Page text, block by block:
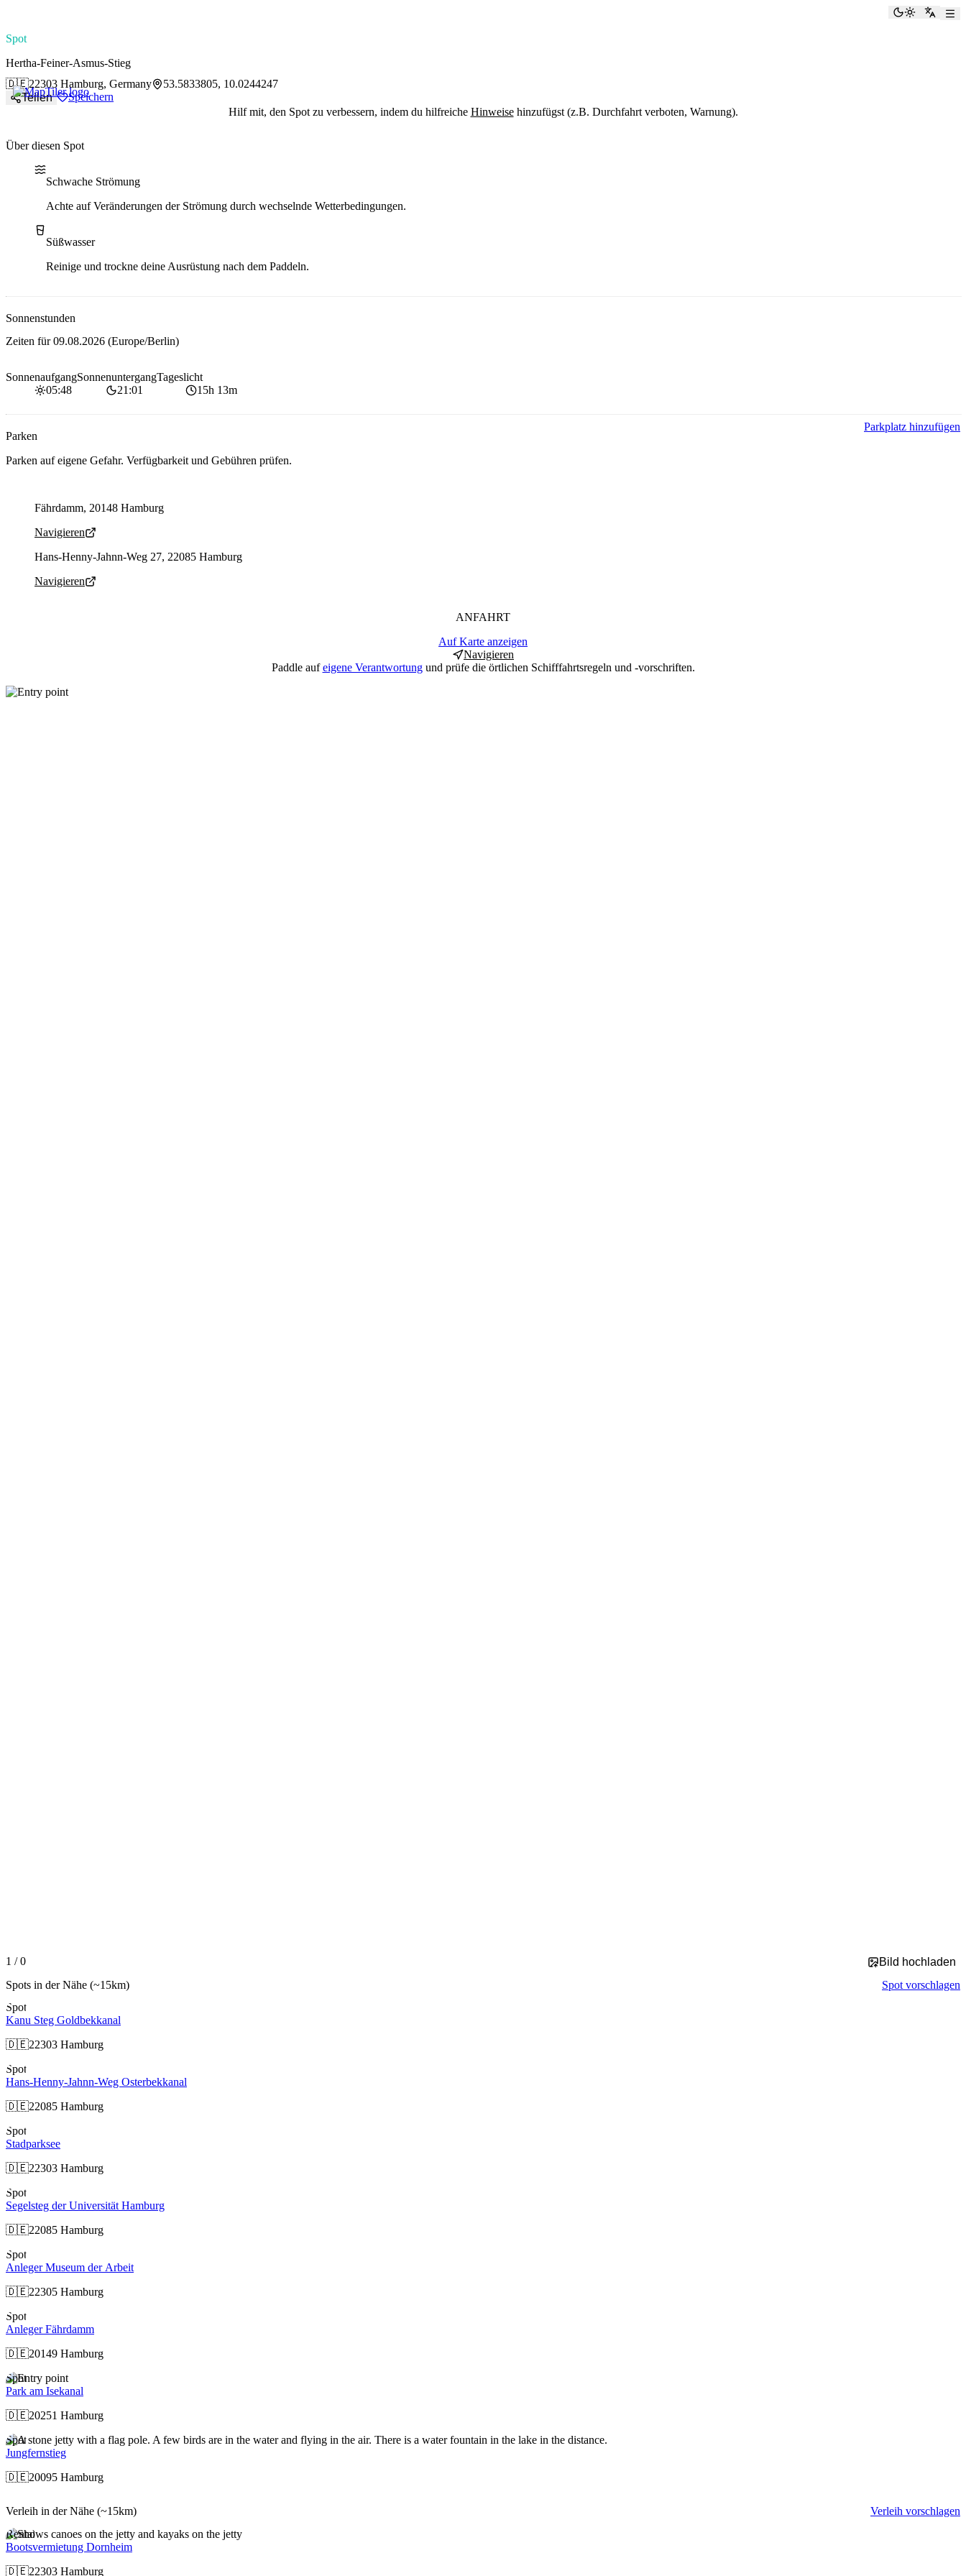
Zu
Spot
Hertha-Feiner-Asmus-Stieg
🇩🇪22303 Hamburg, Germany
53.5833805, 10.0244247
Teilen
Speichern
Hilf mit, den Spot zu verbessern, indem du hilfreiche Hinweisehinzufügst (z.B. Durchfahrt verboten, Warnung).
Über diesen Spot
Water current
Schwache Strömung
Achte auf Veränderungen der Strömung durch wechselnde Wetterbedingungen.
Water type
Süßwasser
Reinige und trockne deine Ausrüstung nach dem Paddeln.
Sonnenstunden
Zeiten für09.08.2026 (Europe/Berlin)
Sonnenaufgang
05:48
Sonnenuntergang
21:01
Tageslicht
15h 13m
Parken
Parken auf eigene Gefahr. Verfügbarkeit und Gebühren prüfen.
Parkplatz hinzufügen
Fährdamm, 20148 Hamburg
Navigieren
Hans-Henny-Jahnn-Weg 27, 22085 Hamburg
Navigieren
ANFAHRT
Auf Karte anzeigen
Navigieren
Paddle aufeigene Verantwortungund prüfe die örtlichen Schifffahrtsregeln und -vorschriften.
Slide 1 of 0 is displayed
1 / 0
Bild hochladen
Spots in der Nähe (~15km)
Spot vorschlagen
Spot
Kanu Steg Goldbekkanal
🇩🇪22303 Hamburg
Spot
Hans-Henny-Jahnn-Weg Osterbekkanal
🇩🇪22085 Hamburg
Spot
Stadparksee
🇩🇪22303 Hamburg
Spot
Segelsteg der Universität Hamburg
🇩🇪22085 Hamburg
Spot
Anleger Museum der Arbeit
🇩🇪22305 Hamburg
Spot
Anleger Fährdamm
🇩🇪20149 Hamburg
Spot
Park am Isekanal
🇩🇪20251 Hamburg
Spot
Jungfernstieg
🇩🇪20095 Hamburg
Verleih in der Nähe (~15km)
Verleih vorschlagen
Rental
Bootsvermietung Dornheim
🇩🇪22303 Hamburg